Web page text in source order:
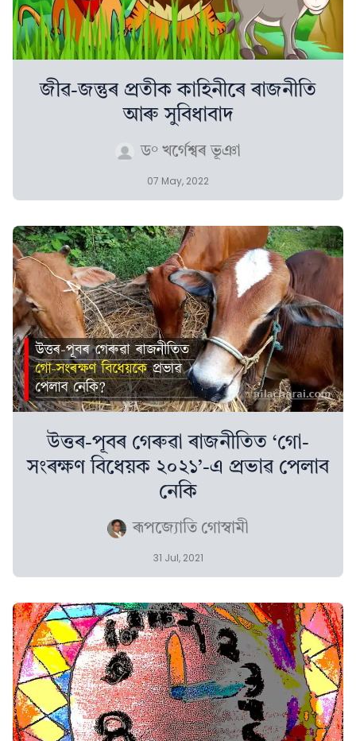
জীৱ-জন্তুৰ প্ৰতীক কাহিনীৰে ৰাজনীতি
আৰু সুবিধাবাদ
ড° খৰ্গেশ্বৰ ভূঞা
07 May, 2022
উত্তৰ-পূবৰ গেৰুৱা ৰাজনীতিত ‘গো-
সংৰক্ষণ বিধেয়ক ২০২১’-এ প্ৰভাৱ পেলাব
নেকি
ৰূপজ্যোতি গোস্বামী
31 Jul, 2021